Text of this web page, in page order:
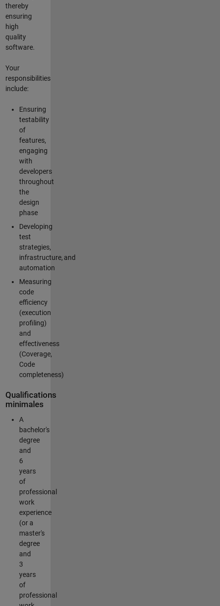
thereby
ensuring
high
quality
software.
Your
responsibilities
include:
Ensuring
testability
of
features,
engaging
with
developers
throughout
the
design
phase
Developing
test
strategies,
infrastructure, and
automation
Measuring
code
efficiency
(execution
profiling)
and
effectiveness
(Coverage,
Code
completeness)
Qualifications
minimales
A
bachelor's
degree
and
6
years
of
professional
work
experience
(or a
master's
degree
and
3
years
of
professional